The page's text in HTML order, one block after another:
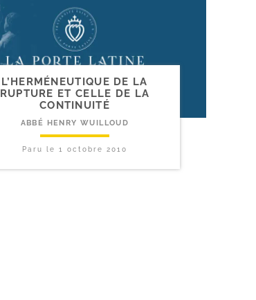
L’HERMÉNEUTIQUE DE LA
RUPTURE ET CELLE DE LA
CONTINUITÉ
ABBÉ HENRY WUILLOUD
Paru le 1 octobre 2010